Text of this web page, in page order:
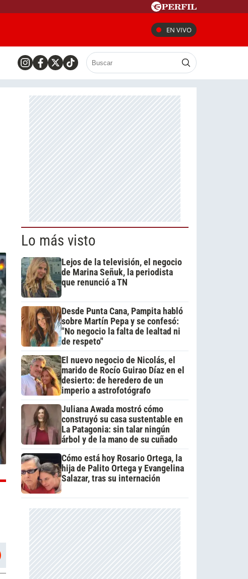
EN VIVO
Lo más visto
Lejos de la televisión, el negocio
de Marina Señuk, la periodista
que renunció a TN
Desde Punta Cana, Pampita habló
sobre Martín Pepa y se confesó:
"No negocio la falta de lealtad ni
de respeto"
El nuevo negocio de Nicolás, el
marido de Rocío Guirao Díaz en el
desierto: de heredero de un
imperio a astrofotógrafo
Juliana Awada mostró cómo
construyó su casa sustentable en
La Patagonia: sin talar ningún
árbol y de la mano de su cuñado
Cómo está hoy Rosario Ortega, la
hija de Palito Ortega y Evangelina
Salazar, tras su internación